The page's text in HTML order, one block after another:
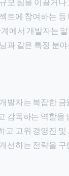
트에 참여하는 등
에서 개발자는
과 같은 특정 분
발자는 복잡한
감독하는 역할을
고 고위 경영진
선하는 전략을